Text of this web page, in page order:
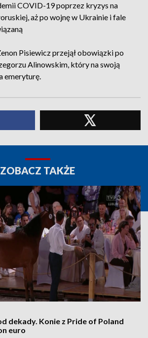
COVID-19 poprzez kryzys na
aż po wojnę w Ukrainie i fale
Pisiewicz przejął obowiązki po
Alinowskim, który na swoją
emeryturę.
ZOBACZ TAKŻE
dekady. Konie z Pride of Poland
euro